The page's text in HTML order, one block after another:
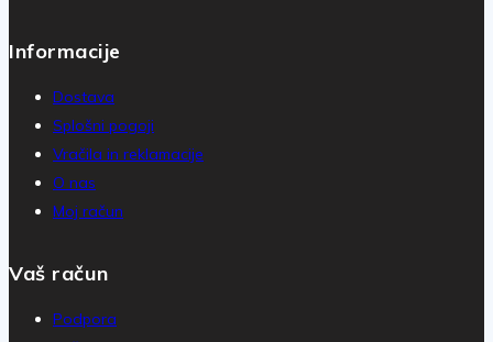
Informacije
Dostava
Splošni pogoji
Vračila in reklamacije
O nas
Moj račun
Vaš račun
Podpora